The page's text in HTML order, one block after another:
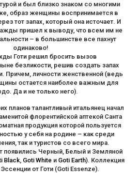
и был близко знаком со многими
образ женщины воспринимается в
тот запах, который она источает. И
пришел к выводу, что всем им не
– в большинстве все пахнут
одинаково!
Готи решил бросить вызов
безликости, решив создать запах
Причем, личности женственной (ведь
остается наиболее важным для
Да и не только него).
планов талантливый итальянец начал
флорентийской аптекой Санта
продукция которой пользуется
у себя на родине – как среди
так и туристов со всего мира.
появились Черный, Белый и Земляной
Black, Goti White и Goti Earth). Коллекция
от Готи (Goti Essenze).